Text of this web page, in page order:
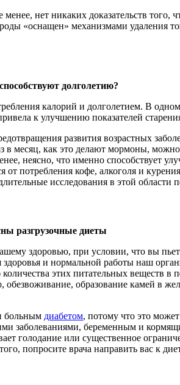
нет никаких доказательств того,
«оснащен» механизмами удаления
долголетию?
калорий и долголетием. В
к улучшению показателей
развития возрастных
в месяц, как это делают мормоны,
неясно, что именно способствует
потребления кофе, алкоголя и
исследования в этой области
разгрузочные диеты
здоровью, при условии, что вы
и нормальной работы наш
этих питательных веществ в
обезвоживание, образование камей в
больным диабетом, потому что это
заболеваниями, беременным и
голодание или существенное
попросите врача направить вас к